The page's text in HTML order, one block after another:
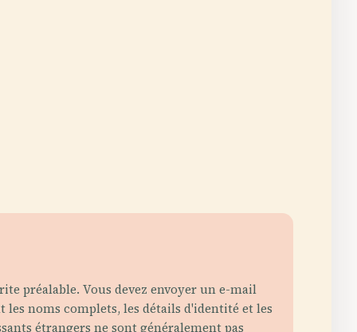
préalable. Vous devez envoyer un e-mail
les noms complets, les détails d'identité et les
étrangers ne sont généralement pas